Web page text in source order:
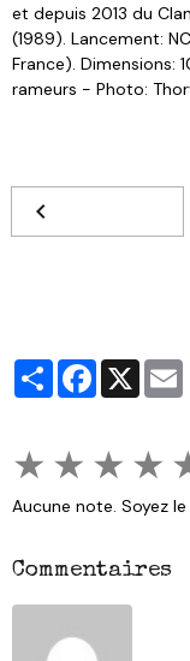
et depuis 2013 du
(1989). Lancement:
France). Dimensions:
rameurs - Photo:
PartagerFacebook
X
★ ★ ★ ★
Aucune note. Soyez
Commentaires